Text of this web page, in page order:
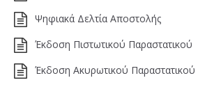
Ψηφιακά Δελτία Αποστολής
Έκδοση Πιστωτικού Παραστατικού
Έκδοση Ακυρωτικού Παραστατικού